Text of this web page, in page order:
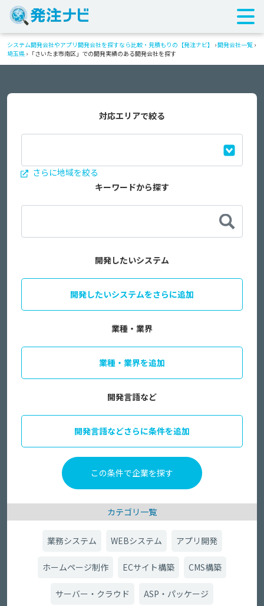
システム開発会社やアプリ開発会社を探すなら比較・見積もりの【発注ナビ】 ›開発会社一覧 ›
埼玉県 › 「さいたま市南区」での開発実績のある開発会社を探す
対応エリアで絞る
さらに地域を絞る
キーワードから探す
開発したいシステム
開発したいシステムをさらに追加
業種・業界
業種・業界を追加
開発言語など
開発言語などさらに条件を追加
カテゴリ一覧
業務システム WEBシステム アプリ開発
ホームページ制作 ECサイト構築 CMS構築
サーバー・クラウド ASP・パッケージ